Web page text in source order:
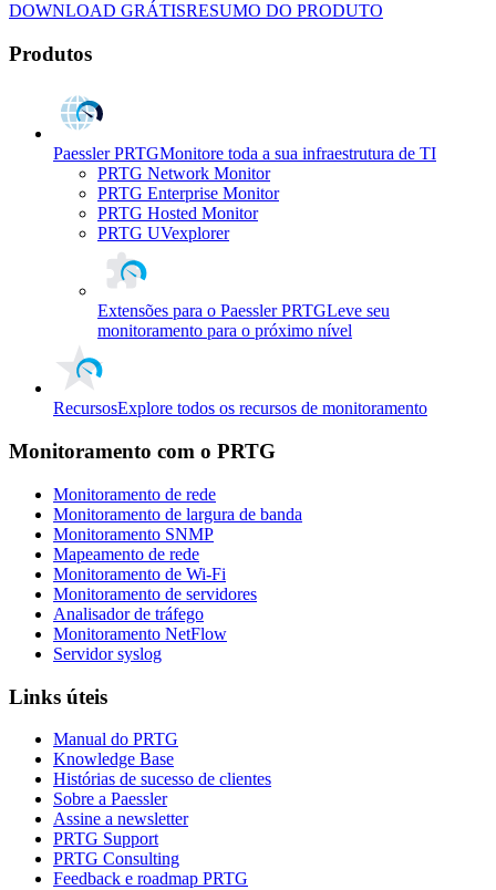
DOWNLOAD GRÁTISRESUMO DO PRODUTO
Produtos
Paessler PRTGMonitore toda a sua infraestrutura de TI
PRTG Network Monitor
PRTG Enterprise Monitor
PRTG Hosted Monitor
PRTG UVexplorer
Extensões para o Paessler PRTGLeve seu
monitoramento para o próximo nível
RecursosExplore todos os recursos de monitoramento
Monitoramento com o PRTG
Monitoramento de rede
Monitoramento de largura de banda
Monitoramento SNMP
Mapeamento de rede
Monitoramento de Wi-Fi
Monitoramento de servidores
Analisador de tráfego
Monitoramento NetFlow
Servidor syslog
Links úteis
Manual do PRTG
Knowledge Base
Histórias de sucesso de clientes
Sobre a Paessler
Assine a newsletter
PRTG Support
PRTG Consulting
Feedback e roadmap PRTG